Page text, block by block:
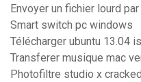
Envoyer un fichier lourd
Smart switch pc windows
Télécharger ubuntu 13.04
Transferer musique mac
Photofiltre studio x cracked